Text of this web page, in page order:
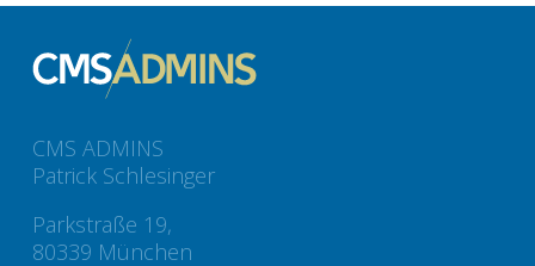
CMS ADMINS
Patrick Schlesinger
Parkstraße 19,
80339 München